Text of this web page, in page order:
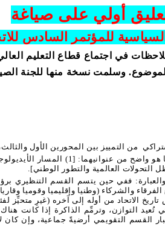
أولي على صياغة
للمؤتمر السادس
في اجتماع قطاع التعليم
وسلمت نسخة منها للجنة
من التمييز بين المحورين الأول
[1) المسار الأيديولوجي للحزب،
التحولات العالمية والتطور الوطني].
ففي حين يتسم القسم التنظيري
والشركاء (وطنيا وإقليميا وقوميا
الاتحاد من أوله إلى آخره (غيرِ
التوازن، وترمِّم الذاكرة إذا كانت
القسم التقويمي أرضيةً جماعية، وإن